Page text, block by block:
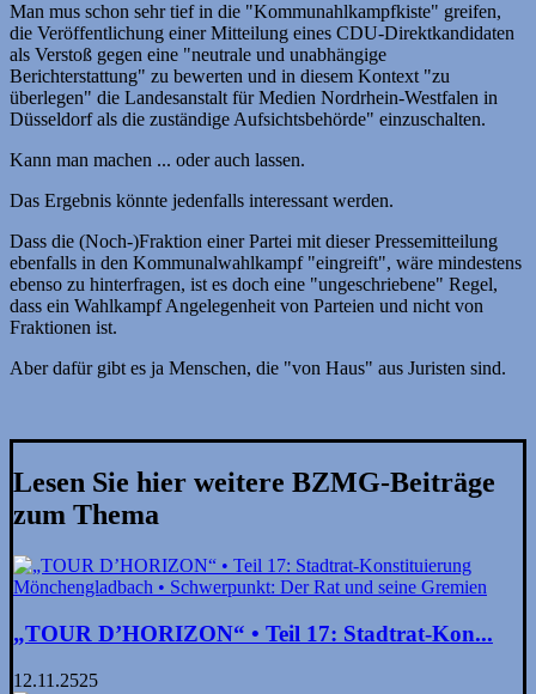
Man mus schon sehr tief in die "Kommunahlkampfkiste" greifen,
die Veröffentlichung einer Mitteilung eines CDU-Direkt­kandidaten
als Verstoß gegen eine "neutrale und unabhängige
Berichterstattung" zu bewerten und in diesem Kontext "zu
überlegen" die Landesanstalt für Medien Nordrhein-Westfalen in
Düsseldorf als die zuständige Aufsichtsbehörde" einzuschalten.
Kann man machen ... oder auch lassen.
Das Ergebnis könnte jedenfalls interessant werden.
Dass die (Noch-)Fraktion einer Partei mit dieser Presse­mit­teilung
ebenfalls in den Kommunal­wahl­­kampf "eingreift", wäre mindestens
ebenso zu hinter­fragen, ist es doch eine "ungeschriebene" Regel,
dass ein Wahlkampf Angelegenheit von Parteien und nicht von
Fraktionen ist.
Aber dafür gibt es ja Menschen, die "von Haus" aus Juristen sind.
Lesen Sie hier weitere BZMG-Beiträge
zum Thema
„TOUR D’HORIZON“ • Teil 17: Stadtrat-Kon...
12.11.2525